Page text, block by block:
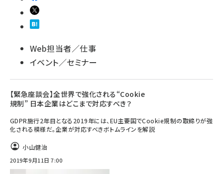
Web担当者／仕事
イベント／セミナー
【緊急座談会】全世界で強化される“Cookie
規制” 日本企業はどこまで対応すべき？
GDPR施行2年目となる2019年には、EU主要国でCookie規制の取締りが強
化される模様だ。企業が対応すべきボトムラインを解説
小山健治
2019年9月11日 7:00